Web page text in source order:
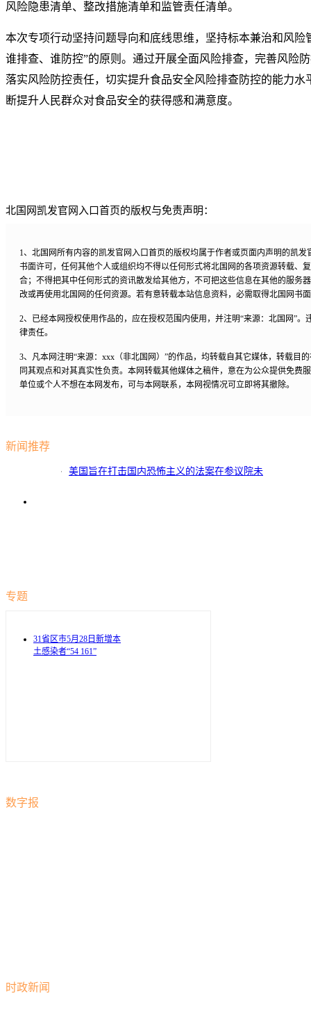
风险隐患清单、整改措施清单和监管责任清单。
本次专项行动坚持问题导向和底线思维，坚持标本兼治和风险
谁排查、谁防控”的原则。通过开展全面风险排查，完善风险
落实风险防控责任，切实提升食品安全风险排查防控的能力
断提升人民群众对食品安全的获得感和满意度。
北国网凯发官网入口首页的版权与免责声明：
1、北国网所有内容的凯发官网入口首页的版权均属于作者或页面内声明的凯
书面许可，任何其他个人或组织均不得以任何形式将北国网的各项资源转载、
合；不得把其中任何形式的资讯散发给其他方，不可把这些信息在其他的服务
改或再使用北国网的任何资源。若有意转载本站信息资料，必需取得北国网书
2、已经本网授权使用作品的，应在授权范围内使用，并注明“来源：北国网”
律责任。
3、凡本网注明“来源：xxx（非北国网）”的作品，均转载自其它媒体，转载目
同其观点和对其真实性负责。本网转载其他媒体之稿件，意在为公众提供免费
单位或个人不想在本网发布，可与本网联系，本网视情况可立即将其撤除。
新闻推荐
美国旨在打击国内恐怖主义的法案在参议院未
31省区市5月28日新增本
土感染者“54 161”
专题
数字报
时政新闻